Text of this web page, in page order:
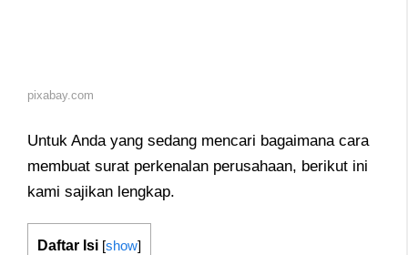
pixabay.com
Untuk Anda yang sedang mencari bagaimana cara
membuat surat perkenalan perusahaan, berikut ini
kami sajikan lengkap.
Daftar Isi [show]